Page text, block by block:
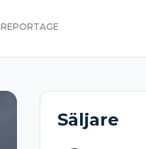
REPORTAGE
Säljare